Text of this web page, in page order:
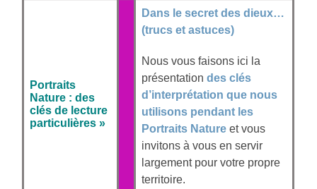
Portraits
Nature : des
clés de lecture
particulières »
Dans le secret des dieux…
(trucs et astuces)
Nous vous faisons ici la
présentation des clés
d’interprétation que nous
utilisons pendant les
Portraits Natureet vous
invitons à vous en servir
largement pour votre propre
territoire.